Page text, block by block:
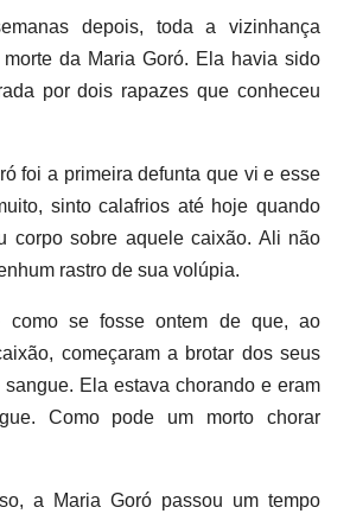
depois, toda a vizinhança
da Maria Goró. Ela havia sido
por dois rapazes que conheceu
foi a primeira defunta que vi e esse
sinto calafrios até hoje quando
corpo sobre aquele caixão. Ali não
rastro de sua volúpia.
como se fosse ontem de que, ao
começaram a brotar dos seus
Ela estava chorando e eram
Como pode um morto chorar
a Maria Goró passou um tempo